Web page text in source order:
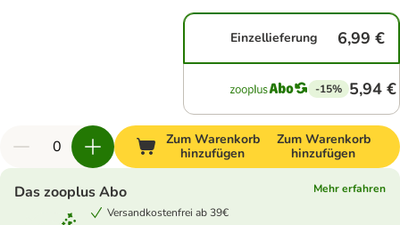
Einzellieferung 6,99 €
-15% 5,94 €
Zum Warenkorb
hinzufügen
Zum Warenkorb
hinzufügen
Das zooplus Abo
Mehr erfahren
Versandkostenfrei ab 39€